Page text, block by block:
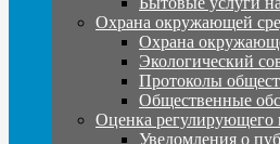
Охрана окружающей
Охрана
Экологический
Протоколы
Общественные
Оценка регулирующего
Уведомления о